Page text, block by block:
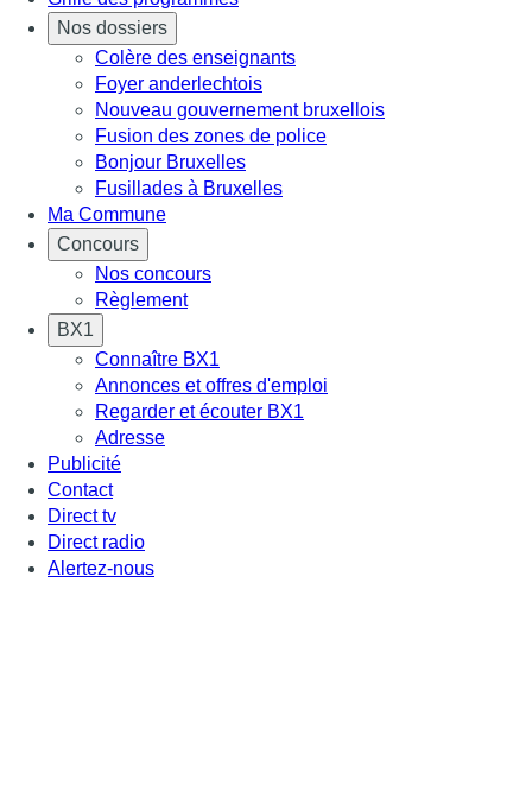
Nos dossiers
Colère des enseignants
Foyer anderlechtois
Nouveau gouvernement bruxellois
Fusion des zones de police
Bonjour Bruxelles
Fusillades à Bruxelles
Ma Commune
Concours
Nos concours
Règlement
BX1
Connaître BX1
Annonces et offres d'emploi
Regarder et écouter BX1
Adresse
Publicité
Contact
Direct tv
Direct radio
Alertez-nous